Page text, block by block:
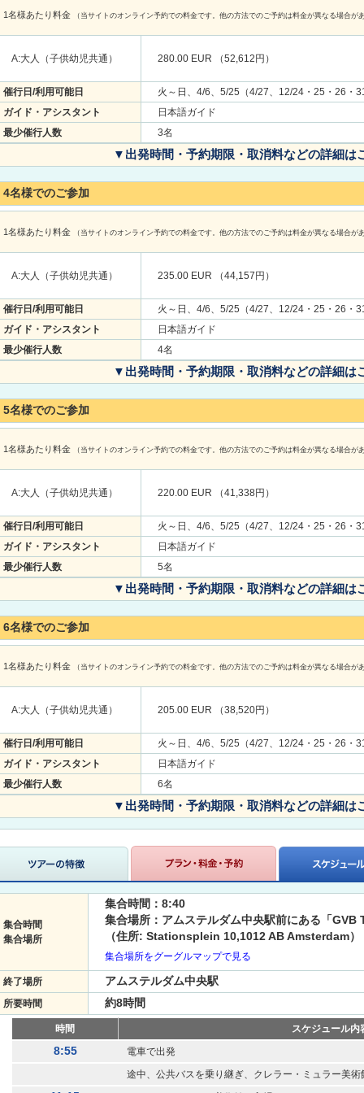
1名様あたり料金 （当サイトのオンライン予約での料金です。他の方法でのご予約は料金が異なる場合が
A:大人（子供幼児共通） 280.00 EUR （52,612円）
催行日/利用可能日
火～日、4/6、5/25（4/27、12/24・25・26・
ガイド・アシスタント
日本語ガイド
最少催行人数
3名
▼出発時間・予約期限・取消料などの詳細は
4名様でのご参加
1名様あたり料金 （当サイトのオンライン予約での料金です。他の方法でのご予約は料金が異なる場合が
A:大人（子供幼児共通） 235.00 EUR （44,157円）
催行日/利用可能日
火～日、4/6、5/25（4/27、12/24・25・26・
ガイド・アシスタント
日本語ガイド
最少催行人数
4名
▼出発時間・予約期限・取消料などの詳細は
5名様でのご参加
1名様あたり料金 （当サイトのオンライン予約での料金です。他の方法でのご予約は料金が異なる場合が
A:大人（子供幼児共通） 220.00 EUR （41,338円）
催行日/利用可能日
火～日、4/6、5/25（4/27、12/24・25・26・
ガイド・アシスタント
日本語ガイド
最少催行人数
5名
▼出発時間・予約期限・取消料などの詳細は
6名様でのご参加
1名様あたり料金 （当サイトのオンライン予約での料金です。他の方法でのご予約は料金が異なる場合が
A:大人（子供幼児共通） 205.00 EUR （38,520円）
催行日/利用可能日
火～日、4/6、5/25（4/27、12/24・25・26・
ガイド・アシスタント
日本語ガイド
最少催行人数
6名
▼出発時間・予約期限・取消料などの詳細は
集合時間
集合場所
集合時間：8:40
集合場所：アムステルダム中央駅前にある「
（住所: Stationsplein 10,1012 AB Amsterdam）
集合場所をグーグルマップで見る
終了場所 アムステルダム中央駅
所要時間 約8時間
時間 スケジュール内
8:55
電車で出発
途中、公共バスを乗り継ぎ、クレラー・ミュラー美術